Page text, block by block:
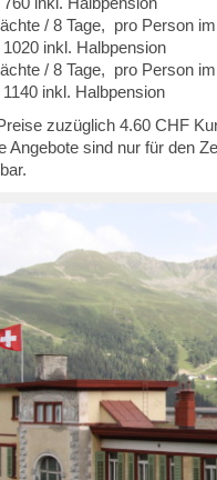
/ 8 Tage, pro Person
inkl. Halbpension
/ 8 Tage, pro Person
inkl. Halbpension
zuzüglich 4.60 CHF
Angebote sind nur für den